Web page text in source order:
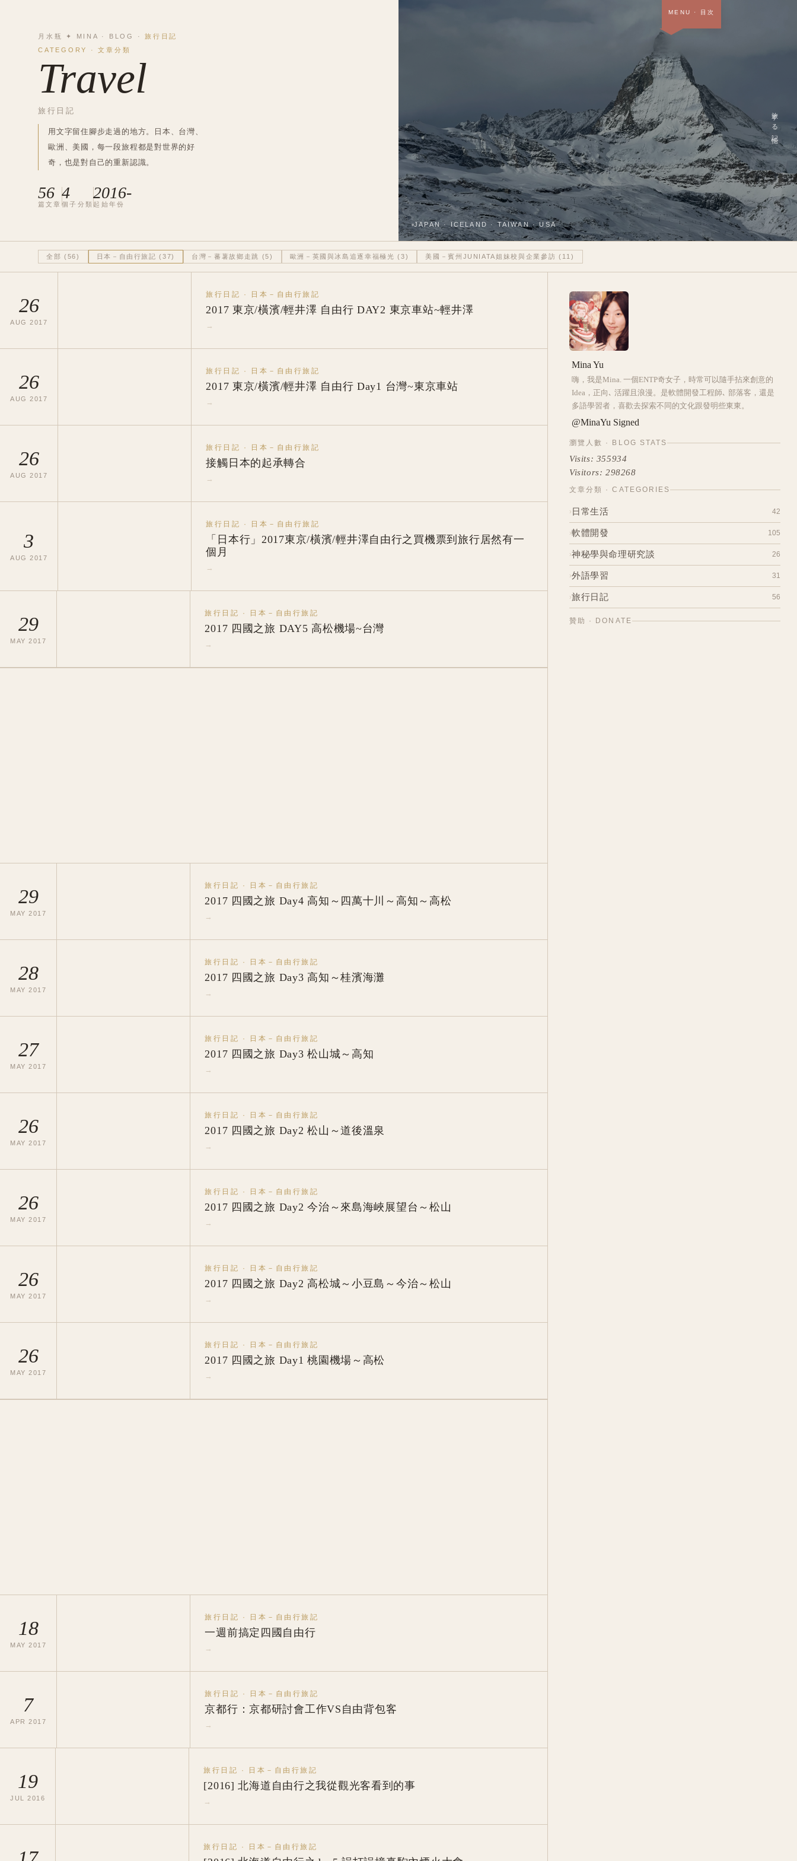
MENU · 目次
部落格
履歷
中 / EN
月水瓶 ✦ MINA · BLOG ·
旅行日記
CATEGORY · 文章分類
Travel
旅行日記
用文字留住腳步走過的地方。日本、台灣、
歐洲、美國，每一段旅程都是對世界的好
奇，也是對自己的重新認識。
56
篇文章
4
個子分類
2016-
起始年份
旅する記憶
JAPAN · ICELAND · TAIWAN · USA
全部 (56) 日本－自由行旅記 (37) 台灣－蕃薯故鄉走跳 (5) 歐洲－英國與冰島追逐幸福極光 (3) 美國－賓州JUNIATA姐妹校與企業參訪 ( 11 )
26
AUG 2017
旅行日記 · 日本－自由行旅記
2017 東京/橫濱/輕井澤 自由行 DAY2 東京車站~輕井澤
→
26
AUG 2017
旅行日記 · 日本－自由行旅記
2017 東京/橫濱/輕井澤 自由行 Day1 台灣~東京車站
→
26
AUG 2017
旅行日記 · 日本－自由行旅記
接觸日本的起承轉合
→
3
AUG 2017
旅行日記 · 日本－自由行旅記
「日本行」2017東京/橫濱/輕井澤自由行之買機票到旅行居然有一
個月
→
29
MAY 2017
旅行日記 · 日本－自由行旅記
2017 四國之旅 DAY5 高松機場~台灣
→
29
MAY 2017
旅行日記 · 日本－自由行旅記
2017 四國之旅 Day4 高知～四萬十川～高知～高松
→
28
MAY 2017
旅行日記 · 日本－自由行旅記
2017 四國之旅 Day3 高知～桂濱海灘
→
27
MAY 2017
旅行日記 · 日本－自由行旅記
2017 四國之旅 Day3 松山城～高知
→
26
MAY 2017
旅行日記 · 日本－自由行旅記
2017 四國之旅 Day2 松山～道後溫泉
→
26
MAY 2017
旅行日記 · 日本－自由行旅記
2017 四國之旅 Day2 今治～來島海峽展望台～松山
→
26
MAY 2017
旅行日記 · 日本－自由行旅記
2017 四國之旅 Day2 高松城～小豆島～今治～松山
→
26
MAY 2017
旅行日記 · 日本－自由行旅記
2017 四國之旅 Day1 桃園機場～高松
→
18
MAY 2017
旅行日記 · 日本－自由行旅記
一週前搞定四國自由行
→
7
APR 2017
旅行日記 · 日本－自由行旅記
京都行：京都研討會工作VS自由背包客
→
19
JUL 2016
旅行日記 · 日本－自由行旅記
[2016] 北海道自由行之我從觀光客看到的事
→
旅行日記 · 日本－自由行旅記
Mina Yu
嗨，我是Mina. 一個ENTP奇女子，時常可以隨手拈來創意的
Idea，正向､ 活躍且浪漫。是軟體開發工程師､ 部落客，還是
多語學習者，喜歡去探索不同的文化跟發明些東東。
@MinaYu Signed
瀏覽人數 · BLOG STATS
Visits: 355934
Visitors: 298268
文章分類 · CATEGORIES
› 日常生活 42
人生體驗與經驗 33
›軟體開發 105
網頁與部落格的建築日記 22
架構設計與構思創新解決方案 10
›神秘學與命理研究談 26
占卜 5
命理學與命盤 13
›外語學習 31
學習經驗與考試相關 14
›旅行日記 56
日本－自由行旅記
贊助 · DONATE